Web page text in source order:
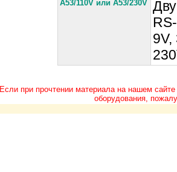
A53/110V или A53/230V
9V,
Если при прочтении материала на нашем
оборудования,